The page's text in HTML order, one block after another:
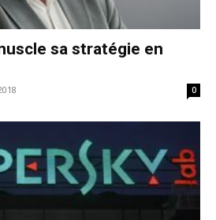
sa stratégie en
0